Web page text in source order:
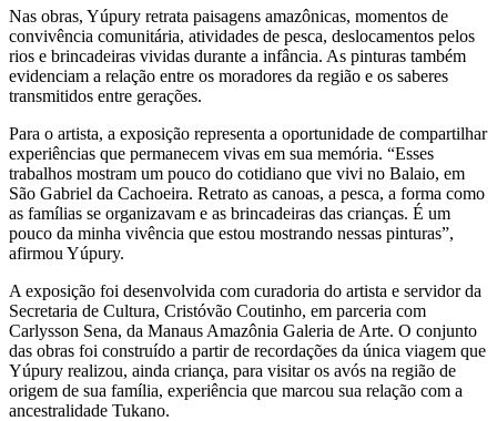
Nas obras, Yúpury retrata paisagens amazônicas, momentos de
convivência comunitária, atividades de pesca, deslocamentos pelos
rios e brincadeiras vividas durante a infância. As pinturas também
evidenciam a relação entre os moradores da região e os saberes
transmitidos entre gerações.
Para o artista, a exposição representa a oportunidade de compartilhar
experiências que permanecem vivas em sua memória. “Esses
trabalhos mostram um pouco do cotidiano que vivi no Balaio, em
São Gabriel da Cachoeira. Retrato as canoas, a pesca, a forma como
as famílias se organizavam e as brincadeiras das crianças. É um
pouco da minha vivência que estou mostrando nessas pinturas”,
afirmou Yúpury.
A exposição foi desenvolvida com curadoria do artista e servidor da
Secretaria de Cultura, Cristóvão Coutinho, em parceria com
Carlysson Sena, da Manaus Amazônia Galeria de Arte. O conjunto
das obras foi construído a partir de recordações da única viagem que
Yúpury realizou, ainda criança, para visitar os avós na região de
origem de sua família, experiência que marcou sua relação com a
ancestralidade Tukano.